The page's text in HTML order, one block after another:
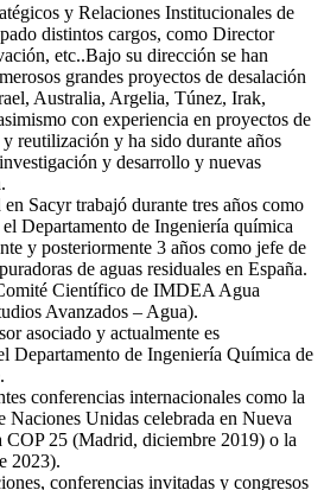
y Relaciones Institucionales de
distintos cargos, como Director
etc..Bajo su dirección se han
grandes proyectos de desalación
Australia, Argelia, Túnez, Irak,
con experiencia en proyectos de
reutilización y ha sido durante años
y desarrollo y nuevas
Sacyr trabajó durante tres años como
Departamento de Ingeniería química
y posteriormente 3 años como jefe de
de aguas residuales en España.
Científico de IMDEA Agua
Avanzados – Agua).
asociado y actualmente es
Departamento de Ingeniería Química de
conferencias internacionales como la
Naciones Unidas celebrada en Nueva
25 (Madrid, diciembre 2019) o la
2023).
conferencias invitadas y congresos